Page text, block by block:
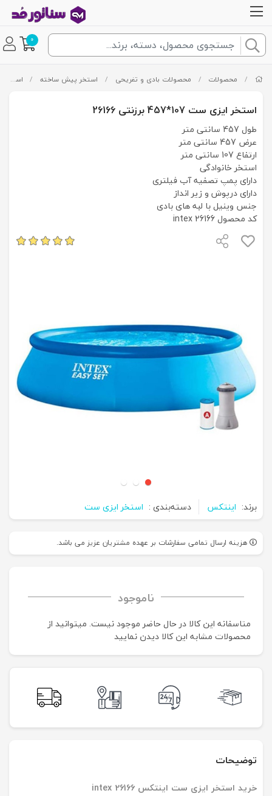
0
/ محصولات / محصولات بادی و تفریحی / استخر پیش ساخته / استخر ایزی ست
استخر ایزی ست 107*457 برزنتی 26166
طول 457 سانتی متر
عرض 457 سانتی متر
ارتفاع 107 سانتی متر
استخر خانوادگی
دارای پمپ تصفیه آب فیلتری
دارای درپوش و زیر انداز
جنس وینیل با لبه های بادی
کد محصول intex 26166
برند: اینتکس دسته‌بندی : استخر ایزی ست
هزینه ارسال تمامی سفارشات بر عهده مشتریان عزیز می باشد.
ناموجود
متاسفانه این کالا در حال حاضر موجود نیست. می‍توانید از
محصولات مشابه این کالا دیدن نمایید
توضیحات
خرید استخر ایزی ست اینتکس intex 26166